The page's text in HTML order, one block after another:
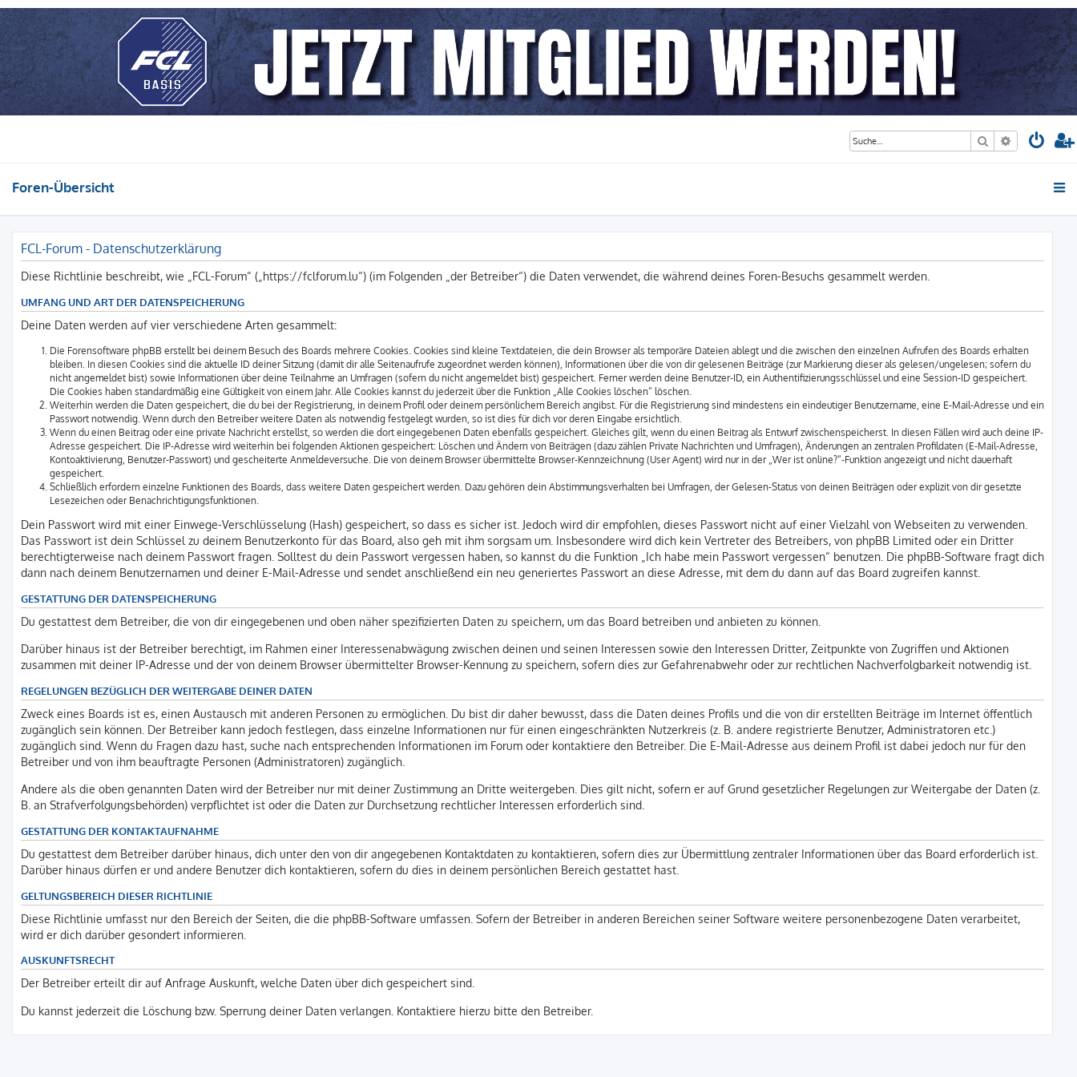
Suche Erweiterte
Foren-Übersicht
FCL-Forum - Datenschutzerklärung
Diese Richtlinie beschreibt, wie „FCL-Forum“ („https://fclforum.lu“) (im Folgenden „der Betreiber“) die Daten verwendet, die während deines Foren-Besuchs gesammelt werden.
UMFANG UND ART DER DATENSPEICHERUNG
Deine Daten werden auf vier verschiedene Arten gesammelt:
Die Forensoftware phpBB erstellt bei deinem Besuch des Boards mehrere Cookies. Cookies sind kleine Textdateien, die dein Browser als temporäre Dateien ablegt und die zwischen den einzelnen Aufrufen des Boards erhalten
bleiben. In diesen Cookies sind die aktuelle ID deiner Sitzung (damit dir alle Seitenaufrufe zugeordnet werden können), Informationen über die von dir gelesenen Beiträge (zur Markierung dieser als gelesen/ungelesen; sofern du
nicht angemeldet bist) sowie Informationen über deine Teilnahme an Umfragen (sofern du nicht angemeldet bist) gespeichert. Ferner werden deine Benutzer-ID, ein Authentifizierungsschlüssel und eine Session-ID gespeichert.
Die Cookies haben standardmäßig eine Gültigkeit von einem Jahr. Alle Cookies kannst du jederzeit über die Funktion „Alle Cookies löschen“ löschen.
Weiterhin werden die Daten gespeichert, die du bei der Registrierung, in deinem Profil oder deinem persönlichem Bereich angibst. Für die Registrierung sind mindestens ein eindeutiger Benutzername, eine E-Mail-Adresse und ein
Passwort notwendig. Wenn durch den Betreiber weitere Daten als notwendig festgelegt wurden, so ist dies für dich vor deren Eingabe ersichtlich.
Wenn du einen Beitrag oder eine private Nachricht erstellst, so werden die dort eingegebenen Daten ebenfalls gespeichert. Gleiches gilt, wenn du einen Beitrag als Entwurf zwischenspeicherst. In diesen Fällen wird auch deine IP-
Adresse gespeichert. Die IP-Adresse wird weiterhin bei folgenden Aktionen gespeichert: Löschen und Ändern von Beiträgen (dazu zählen Private Nachrichten und Umfragen), Änderungen an zentralen Profildaten (E-Mail-Adresse,
Kontoaktivierung, Benutzer-Passwort) und gescheiterte Anmeldeversuche. Die von deinem Browser übermittelte Browser-Kennzeichnung (User Agent) wird nur in der „Wer ist online?“-Funktion angezeigt und nicht dauerhaft
gespeichert.
Schließlich erfordern einzelne Funktionen des Boards, dass weitere Daten gespeichert werden. Dazu gehören dein Abstimmungsverhalten bei Umfragen, der Gelesen-Status von deinen Beiträgen oder explizit von dir gesetzte
Lesezeichen oder Benachrichtigungsfunktionen.
Dein Passwort wird mit einer Einwege-Verschlüsselung (Hash) gespeichert, so dass es sicher ist. Jedoch wird dir empfohlen, dieses Passwort nicht auf einer Vielzahl von Webseiten zu verwenden.
Das Passwort ist dein Schlüssel zu deinem Benutzerkonto für das Board, also geh mit ihm sorgsam um. Insbesondere wird dich kein Vertreter des Betreibers, von phpBB Limited oder ein Dritter
berechtigterweise nach deinem Passwort fragen. Solltest du dein Passwort vergessen haben, so kannst du die Funktion „Ich habe mein Passwort vergessen“ benutzen. Die phpBB-Software fragt dich
dann nach deinem Benutzernamen und deiner E-Mail-Adresse und sendet anschließend ein neu generiertes Passwort an diese Adresse, mit dem du dann auf das Board zugreifen kannst.
GESTATTUNG DER DATENSPEICHERUNG
Du gestattest dem Betreiber, die von dir eingegebenen und oben näher spezifizierten Daten zu speichern, um das Board betreiben und anbieten zu können.
Darüber hinaus ist der Betreiber berechtigt, im Rahmen einer Interessenabwägung zwischen deinen und seinen Interessen sowie den Interessen Dritter, Zeitpunkte von Zugriffen und Aktionen
zusammen mit deiner IP-Adresse und der von deinem Browser übermittelter Browser-Kennung zu speichern, sofern dies zur Gefahrenabwehr oder zur rechtlichen Nachverfolgbarkeit notwendig ist.
REGELUNGEN BEZÜGLICH DER WEITERGABE DEINER DATEN
Zweck eines Boards ist es, einen Austausch mit anderen Personen zu ermöglichen. Du bist dir daher bewusst, dass die Daten deines Profils und die von dir erstellten Beiträge im Internet öffentlich
zugänglich sein können. Der Betreiber kann jedoch festlegen, dass einzelne Informationen nur für einen eingeschränkten Nutzerkreis (z. B. andere registrierte Benutzer, Administratoren etc.)
zugänglich sind. Wenn du Fragen dazu hast, suche nach entsprechenden Informationen im Forum oder kontaktiere den Betreiber. Die E-Mail-Adresse aus deinem Profil ist dabei jedoch nur für den
Betreiber und von ihm beauftragte Personen (Administratoren) zugänglich.
Andere als die oben genannten Daten wird der Betreiber nur mit deiner Zustimmung an Dritte weitergeben. Dies gilt nicht, sofern er auf Grund gesetzlicher Regelungen zur Weitergabe der Daten (z.
B. an Strafverfolgungsbehörden) verpflichtet ist oder die Daten zur Durchsetzung rechtlicher Interessen erforderlich sind.
GESTATTUNG DER KONTAKTAUFNAHME
Du gestattest dem Betreiber darüber hinaus, dich unter den von dir angegebenen Kontaktdaten zu kontaktieren, sofern dies zur Übermittlung zentraler Informationen über das Board erforderlich ist.
Darüber hinaus dürfen er und andere Benutzer dich kontaktieren, sofern du dies in deinem persönlichen Bereich gestattet hast.
GELTUNGSBEREICH DIESER RICHTLINIE
Diese Richtlinie umfasst nur den Bereich der Seiten, die die phpBB-Software umfassen. Sofern der Betreiber in anderen Bereichen seiner Software weitere personenbezogene Daten verarbeitet,
wird er dich darüber gesondert informieren.
AUSKUNFTSRECHT
Der Betreiber erteilt dir auf Anfrage Auskunft, welche Daten über dich gespeichert sind.
Du kannst jederzeit die Löschung bzw. Sperrung deiner Daten verlangen. Kontaktiere hierzu bitte den Betreiber.